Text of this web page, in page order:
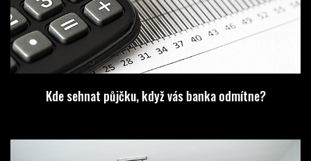
Kde sehnat půjčku, když vás banka odmítne?